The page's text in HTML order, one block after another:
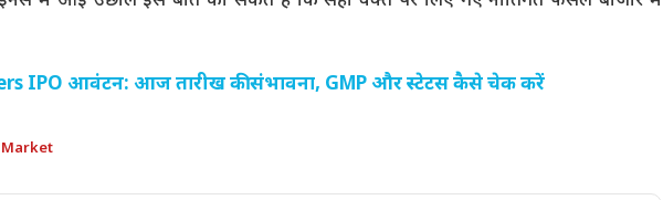
IPO आवंटन: आज तारीख की संभावना, GMP और स्टेटस कैसे चेक करें
Market